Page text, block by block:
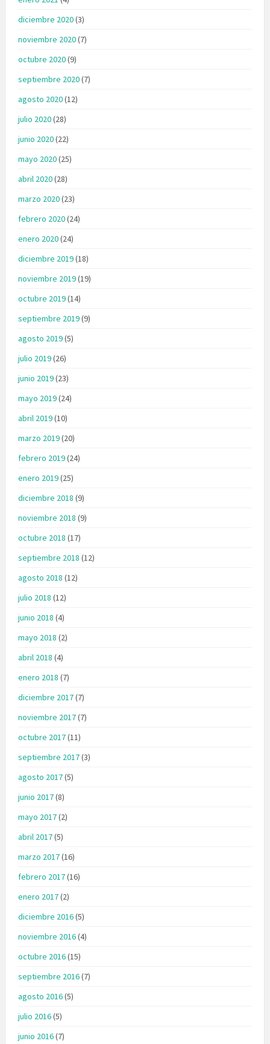
diciembre 2020(3)
noviembre 2020(7)
octubre 2020(9)
septiembre 2020(7)
agosto 2020(12)
julio 2020(28)
junio 2020(22)
mayo 2020(25)
abril 2020(28)
marzo 2020(23)
febrero 2020(24)
enero 2020(24)
diciembre 2019(18)
noviembre 2019(19)
octubre 2019(14)
septiembre 2019(9)
agosto 2019(5)
julio 2019(26)
junio 2019(23)
mayo 2019(24)
abril 2019(10)
marzo 2019(20)
febrero 2019(24)
enero 2019(25)
diciembre 2018 (9)
noviembre 2018 (9)
octubre 2018 (17)
septiembre 2018 (12)
agosto 2018 (12)
julio 2018 (12)
junio 2018 (4)
mayo 2018 (2)
abril 2018 (4)
enero 2018 (7)
diciembre 2017(7)
noviembre 2017(7)
octubre 2017(11)
septiembre 2017(3)
agosto 2017(5)
junio 2017(8)
mayo 2017(2)
abril 2017(5)
marzo 2017(16)
febrero 2017(16)
enero 2017(2)
diciembre 2016(5)
noviembre 2016(4)
octubre 2016(15)
septiembre 2016(7)
agosto 2016(5)
julio 2016(5)
junio 2016(7)